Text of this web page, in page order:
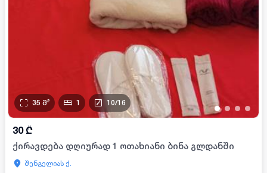
• • • •
35 მ² 1 10/16
30 ₾
ქირავდება დღიურად 1 ოთახიანი ბინა გლდანში
შენგელიას ქ.